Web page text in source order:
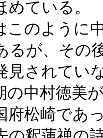
ている。
のように
るが、その
見されてい
中村徳美
府松崎であ